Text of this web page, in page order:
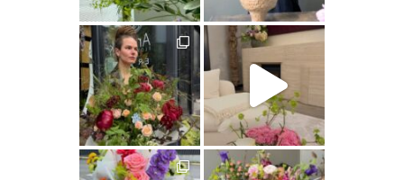
artishokflow artishokflow
artishokflow artishokflow